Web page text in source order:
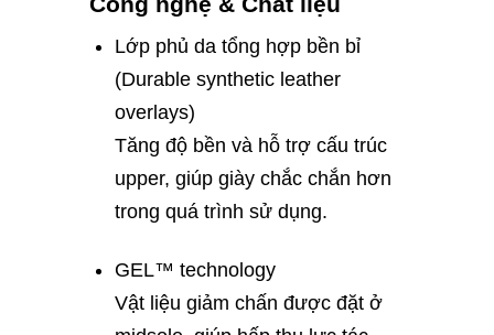
Lớp phủ da tổng hợp bền bỉ
(Durable synthetic leather
overlays)
Tăng độ bền và hỗ trợ cấu trúc
upper, giúp giày chắc chắn hơn
trong quá trình sử dụng.
GEL™ technology
Vật liệu giảm chấn được đặt ở